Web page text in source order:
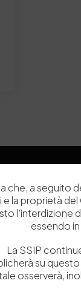
Chi siamo
Servizi
Ricerca e
Formazione
che, a seguito
e la proprietà
l’interdizione
essendo
La SSIP
su
osserverà,